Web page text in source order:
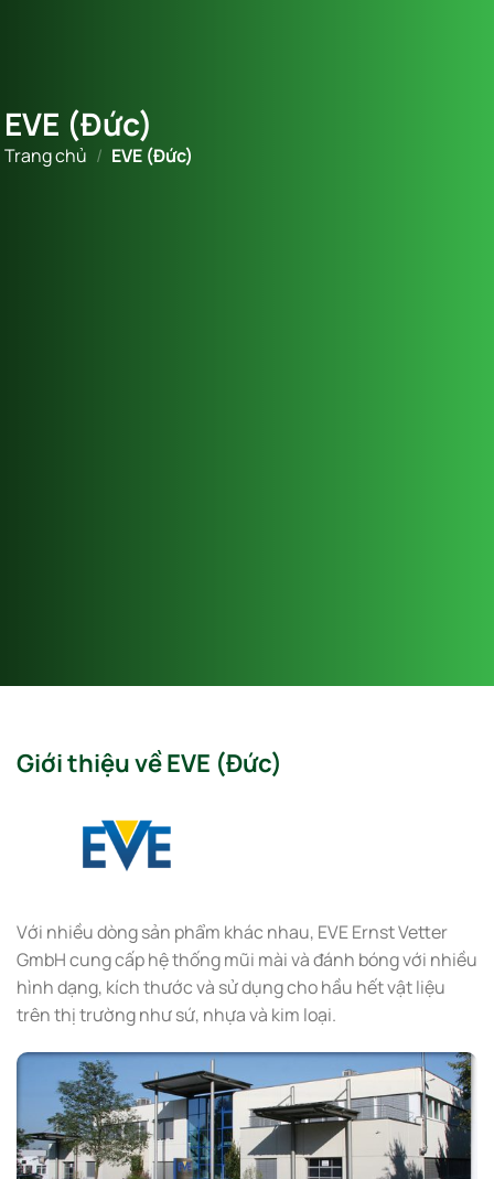
EVE (Đức)
Trang chủ / EVE (Đức)
Giới thiệu về EVE (Đức)
Với nhiều dòng sản phẩm khác nhau, EVE Ernst Vetter
GmbH cung cấp hệ thống mũi mài và đánh bóng với nhiều
hình dạng, kích thước và sử dụng cho hầu hết vật liệu
trên thị trường như sứ, nhựa và kim loại.